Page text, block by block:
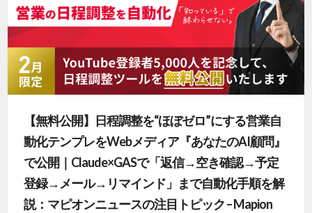
【無料公開】日程調整を“ほぼゼロ”にする営業自
動化テンプレをWebメディア『あなたのAI顧問』
で公開｜Claude×GASで「返信→空き確認→予定
登録→メール→リマインド」まで自動化手順を解
説：マピオンニュースの注目トピック – Mapion